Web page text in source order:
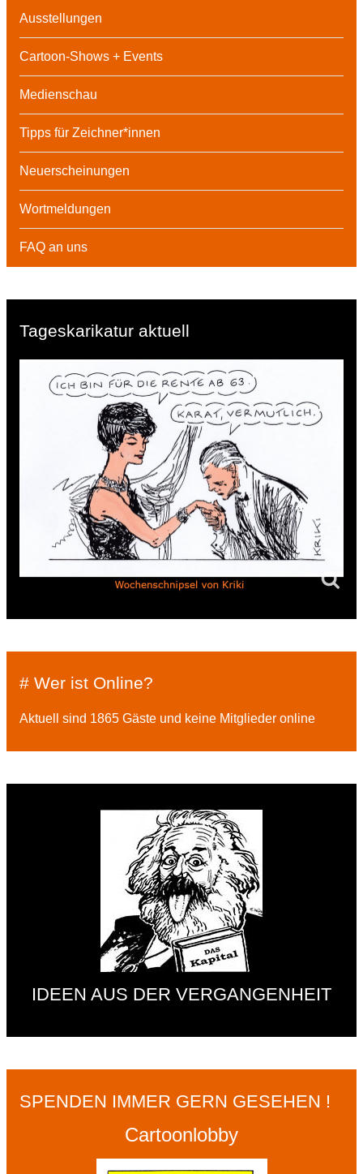
Ausstellungen
Cartoon-Shows + Events
Medienschau
Tipps für Zeichner*innen
Neuerscheinungen
Wortmeldungen
FAQ an uns
Tageskarikatur aktuell
# Wer ist Online?
Aktuell sind 1865 Gäste und keine Mitglieder online
IDEEN AUS DER VERGANGENHEIT
SPENDEN IMMER GERN GESEHEN !
Cartoonlobby